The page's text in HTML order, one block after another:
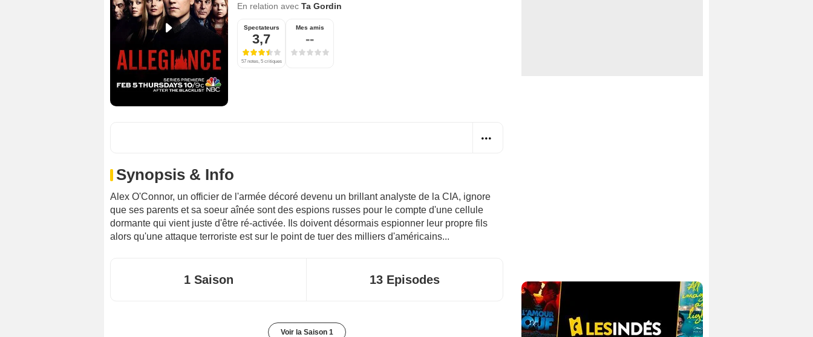
En relation avec Ta Gordin
Spectateurs
3,7
57 notes, 5 critiques
Mes amis
--
Synopsis & Info
Alex O'Connor, un officier de l'armée décoré devenu un brillant analyste de la CIA, ignore
que ses parents et sa soeur aînée sont des espions russes pour le compte d'une cellule
dormante qui vient juste d'être ré-activée. Ils doivent désormais espionner leur propre fils
alors qu'une attaque terroriste est sur le point de tuer des milliers d'américains...
1 Saison 13 Episodes
Voir la Saison 1